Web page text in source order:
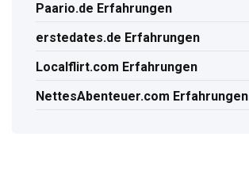
Paario.de Erfahrungen
erstedates.de Erfahrungen
Localflirt.com Erfahrungen
NettesAbenteuer.com Erfahrungen